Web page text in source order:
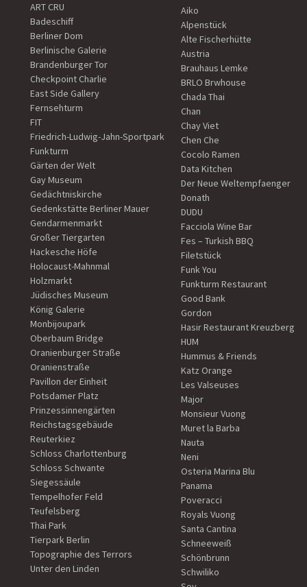
ART CRU
Badeschiff
Berliner Dom
Berlinische Galerie
Brandenburger Tor
Checkpoint Charlie
East Side Gallery
Fernsehturm
FIT
Friedrich-Ludwig-Jahn-Sportpark
Funkturm
Gärten der Welt
Gay Museum
Gedächtniskirche
Gedenkstätte Berliner Mauer
Gendarmenmarkt
Großer Tiergarten
Hackesche Höfe
Holocaust-Mahnmal
Holzmarkt
Jüdisches Museum
König Galerie
Monbijoupark
Oberbaum Bridge
Oranienburger Straße
Oranienstraße
Pavillon der Einheit
Potsdamer Platz
Prinzessinnengärten
Reichstagsgebäude
Reuterkiez
Schloss Charlottenburg
Schloss Schwante
Siegessäule
Tempelhofer Feld
Teufelsberg
Thai Park
Tierpark Berlin
Topographie des Terrors
Unter den Linden
Aiko
Alpenstück
Alte Fischerhütte
Austria
Brauhaus Lemke
BRLO Brwhouse
Chada Thai
Chan
Chay Viet
Chen Che
Cocolo Ramen
Data Kitchen
Der Neue Weltempfaenger
Donath
DUDU
Facciola Wine Bar
Fes – Turkish BBQ
Filetstück
Funk You
Funkturm Restaurant
Good Bank
Gordon
Hasir Restaurant Kreuzberg
HUM
Hummus & Friends
Katz Orange
Les Valseuses
Major
Monsieur Vuong
Muret la Barba
Nauta
Neni
Osteria Marina Blu
Panama
Poveracci
Royals Vuong
Santa Cantina
Schneeweiß
Schönbrunn
Schwiliko